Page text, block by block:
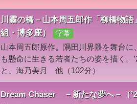
川霧の橋－山本周五郎作「柳橋物語
組・博多座）
字幕
山本周五郎原作。隅田川界隈を舞台
も懸命に生きる若者たちの姿を描く
と、海乃美月 他（102分）
Dream Chaser －新たな夢へ－（